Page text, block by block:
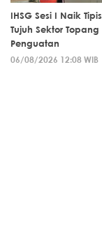
IHSG Sesi I Naik
Tujuh Sektor Topang
Penguatan
06/08/2026 12:08 WIB